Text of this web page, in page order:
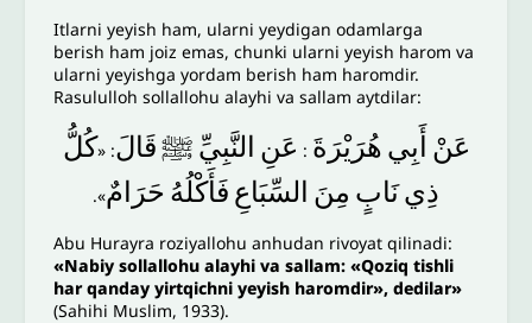
Itlarni yeyish ham, ularni yeydigan odamlarga
berish ham joiz emas, chunki ularni yeyish harom va
ularni yeyishga yordam berish ham haromdir.
Rasululloh sollallohu alayhi va sallam aytdilar:
عَنْ أَبِي هُرَيْرَةَ : عَنِ النَّبِيِّ ﷺقَالَ: «كُلُّ
ذِينَابٍ مِنَ السِّبَاعِ فَأَكْلُهُ حَرَامٌ».
Abu Hurayra roziyallohu anhudan rivoyat qilinadi:
«Nabiy sollallohu alayhi va sallam: «Qoziq tishli
har qanday yirtqichni yeyish haromdir», dedilar»
(Sahihi Muslim, 1933).